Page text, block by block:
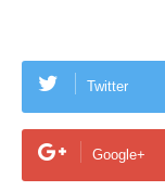
Twitter
Google+